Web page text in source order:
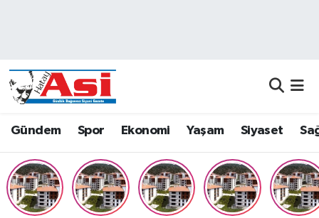
Gündem Spor Ekonomi Yaşam Siyaset
Dünya
Eğitim
Ekonomi
Gündem
Hava Durumu
Namaz Vakitleri
Trafik Durumu
Süper Lig Puan Durumu ve Fikstür